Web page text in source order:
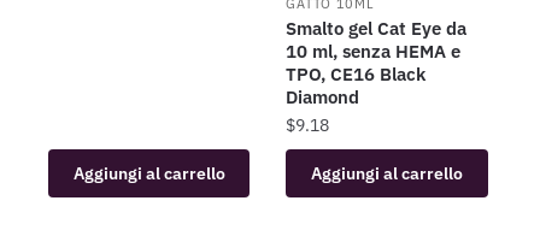
Aggiungi al carrello
GATTO 10ML
Smalto gel Cat Eye da
10 ml, senza HEMA e
TPO, CE16 Black
Diamond
$9.18
Aggiungi al carrello